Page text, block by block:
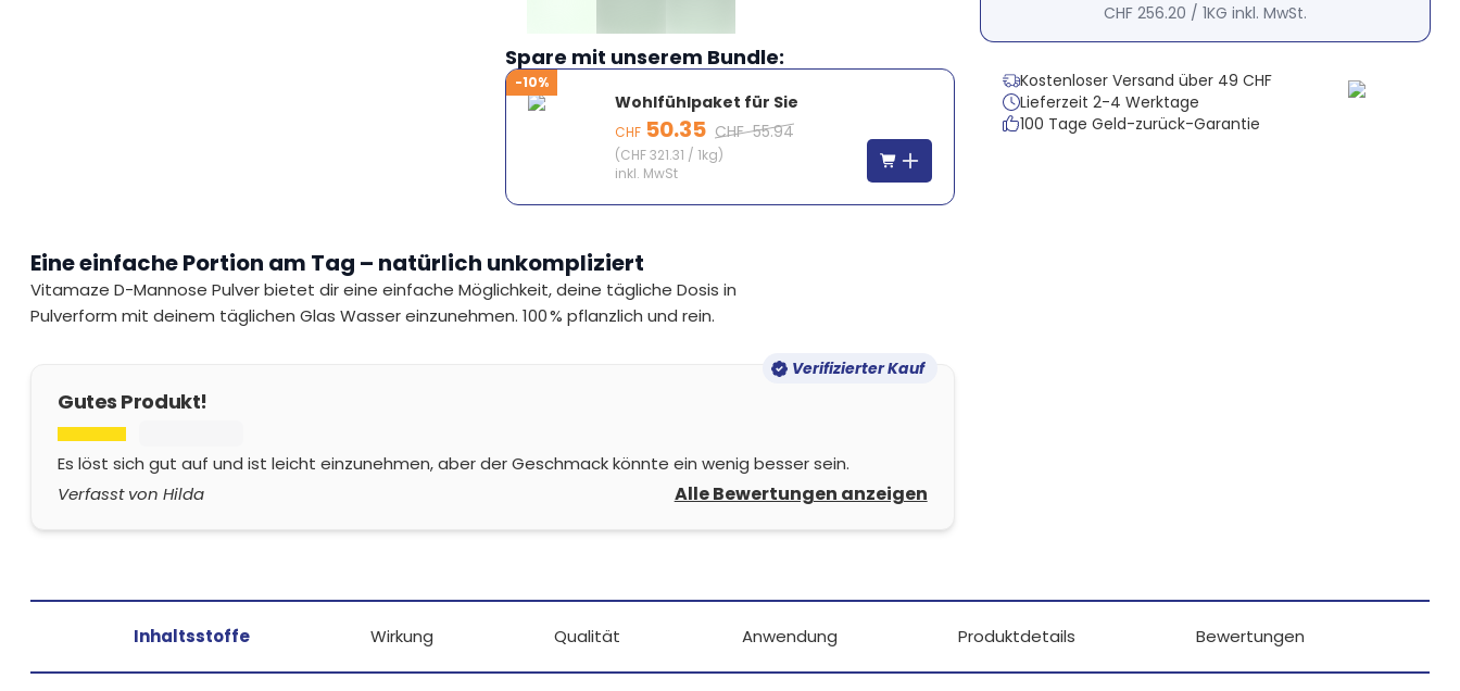
Spare mit unserem Bundle:
-10%
Wohlfühlpaket für Sie
CHF 50.35 CHF 55.94
(CHF 321.31 /1kg)
inkl. MwSt
CHF 256.20 / 1KG inkl. MwSt.
Kostenloser Versand über 49 CHF
Lieferzeit 2-4 Werktage
100 Tage Geld-zurück-Garantie
Eine einfache Portion am Tag – natürlich unkompliziert
Vitamaze D-Mannose Pulver bietet dir eine einfache Möglichkeit, deine tägliche Dosis in
Pulverform mit deinem täglichen Glas Wasser einzunehmen. 100 % pflanzlich und rein.
Verifizierter Kauf
Gutes Produkt!
Es löst sich gut auf und ist leicht einzunehmen, aber der Geschmack könnte ein wenig besser sein.
Verfasst von Hilda
Alle Bewertungen anzeigen
Inhaltsstoffe Wirkung Qualität Anwendung Produktdetails Bewertungen